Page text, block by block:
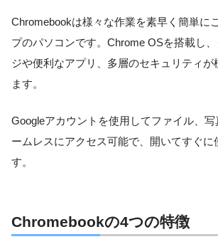
Chromebookは様々な作業を素早く簡単に
プのパソコンです。Chrome OSを搭載し
ジや便利なアプリ、多層のセキュリティが
ます。
Googleアカウントを使用してファイル、
ームレスにアクセス可能で、開いてすぐに
す。
Chromebookの4つの特徴